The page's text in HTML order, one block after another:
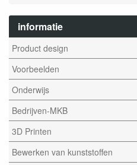
informatie
Product design
Voorbeelden
Onderwijs
Bedrijven-MKB
3D Printen
Bewerken van kunststoffen